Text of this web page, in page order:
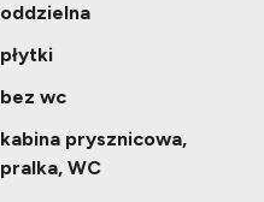
oddzielna
płytki
bez wc
kabina prysznicowa,
pralka, WC